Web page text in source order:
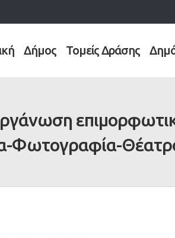
Δήμος Τομείς Δράσης
Φωτογραφία-